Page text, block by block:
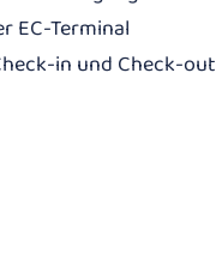
EC-Terminal
in und Check-out